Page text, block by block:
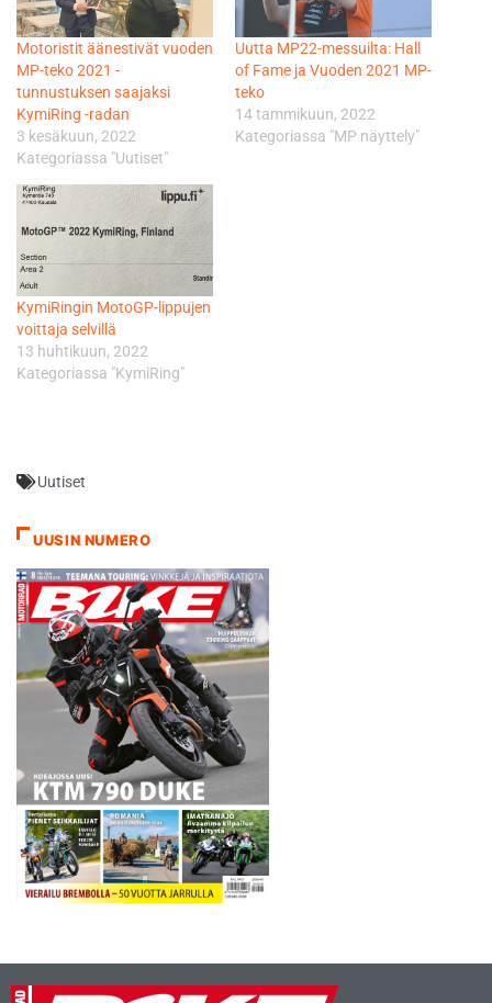
Motoristit äänestivät vuoden
MP-teko 2021 -
tunnustuksen saajaksi
KymiRing -radan
3 kesäkuun, 2022
Kategoriassa "Uutiset"
Uutta MP22-messuilta: Hall
of Fame ja Vuoden 2021 MP-
teko
14 tammikuun, 2022
Kategoriassa "MP näyttely"
KymiRingin MotoGP-lippujen
voittaja selvillä
13 huhtikuun, 2022
Kategoriassa "KymiRing"
Uutiset
UUSIN NUMERO